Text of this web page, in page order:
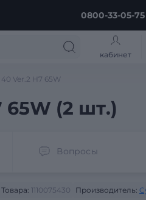
0800-33-05-
кабинет
Ver.2 H7 65W
65W (2 шт.)
Вопросы
1110075430 Производитель: